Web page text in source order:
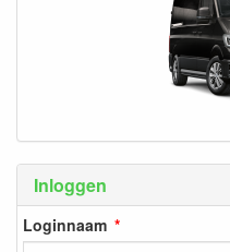
Inloggen
Loginnaam